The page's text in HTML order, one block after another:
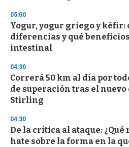
05:00
Yogur, yogur griego y kéfir:
diferencias y qué
intestinal
04:30
Correrá 50 km al día por
de superación tras el
Stirling
04:30
De la crítica al ataque: ¿Qué
hate sobre la forma en la